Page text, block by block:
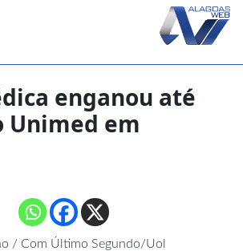
enganou até
Unimed em
/ Com Último Segundo/Uol